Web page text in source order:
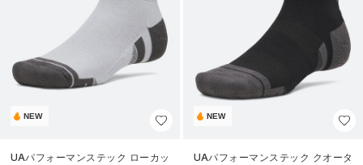
NEW
UAパフォーマンステック ローカッ
NEW
UAパフォーマンステック クオータ